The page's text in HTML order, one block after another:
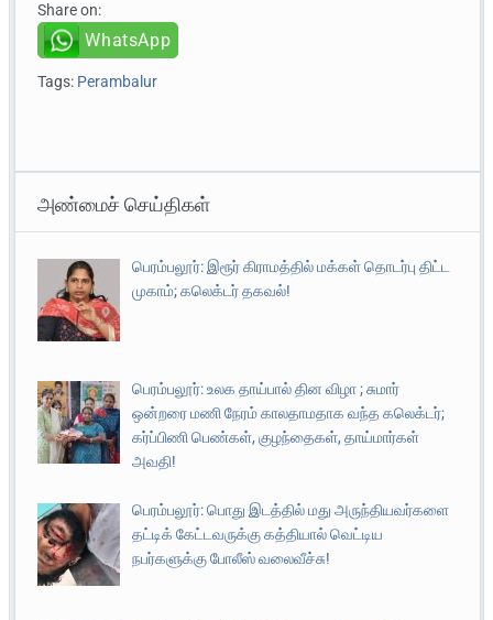
Share on:
WhatsApp
Tags: Perambalur
அண்மைச் செய்திகள்
பெரம்பலூர்: இரூர் கிராமத்தில் மக்கள் தொடர்பு திட்ட
முகாம்; கலெக்டர் தகவல்!
பெரம்பலூர்: உலக தாய்பால் தின விழா ; சுமார்
ஒன்றரை மணி நேரம் காலதாமதாக வந்த கலெக்டர்;
கர்ப்பிணி பெண்கள், குழந்தைகள், தாய்மார்கள்
அவதி!
பெரம்பலூர்: பொது இடத்தில் மது அருந்தியவர்களை
தட்டிக் கேட்டவருக்கு கத்தியால் வெட்டிய
நபர்களுக்கு போலீஸ் வலைவீச்சு!